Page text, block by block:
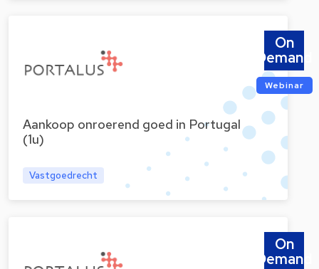
Aankoop onroerend goed in Portugal
(1u)
Vastgoedrecht
On
Demand
Webinar
On
Demand